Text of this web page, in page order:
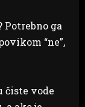
ga
“ne”,
čiste vode